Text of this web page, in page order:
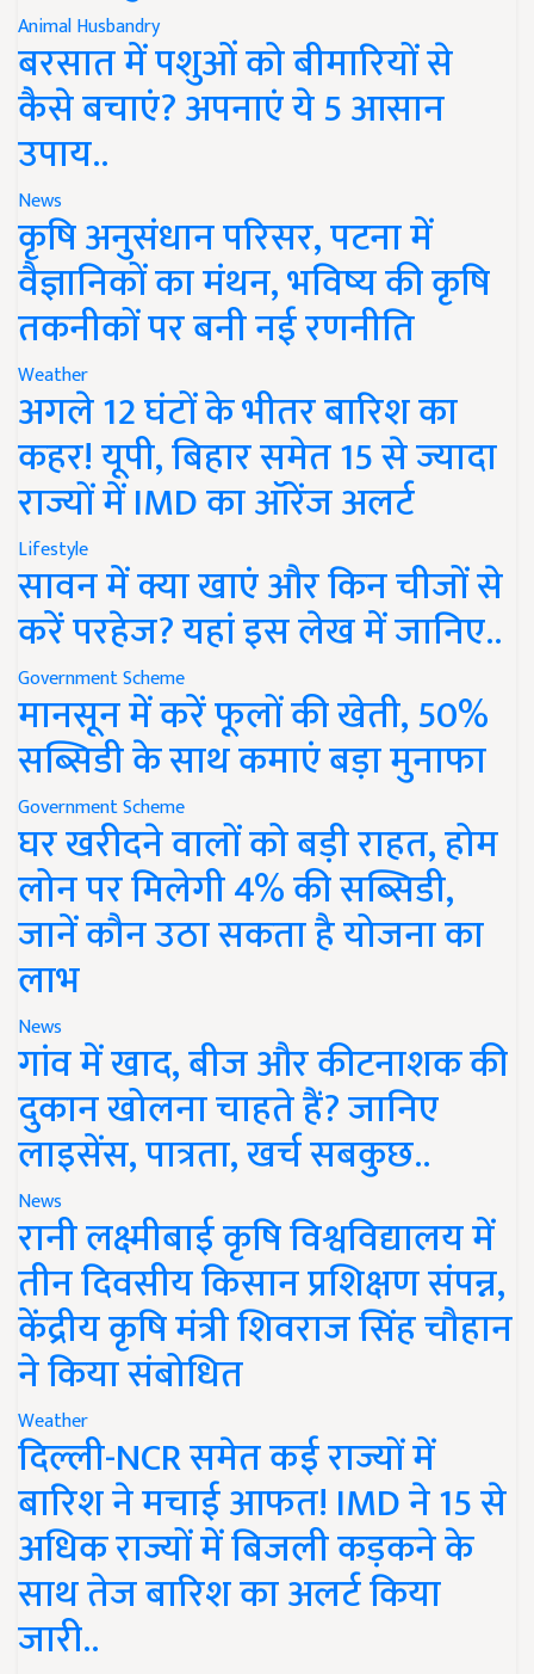
Animal Husbandry
बरसात में पशुओं को बीमारियों से
कैसे बचाएं? अपनाएं ये 5 आसान
उपाय..
News
कृषि अनुसंधान परिसर, पटना में
वैज्ञानिकों का मंथन, भविष्य की कृषि
तकनीकों पर बनी नई रणनीति
Weather
अगले 12 घंटों के भीतर बारिश का
कहर! यूपी, बिहार समेत 15 से ज्यादा
राज्यों में IMD का ऑरेंज अलर्ट
Lifestyle
सावन में क्या खाएं और किन चीजों से
करें परहेज? यहां इस लेख में जानिए..
Government Scheme
मानसून में करें फूलों की खेती, 50%
सब्सिडी के साथ कमाएं बड़ा मुनाफा
Government Scheme
घर खरीदने वालों को बड़ी राहत, होम
लोन पर मिलेगी 4% की सब्सिडी,
जानें कौन उठा सकता है योजना का
लाभ
News
गांव में खाद, बीज और कीटनाशक की
दुकान खोलना चाहते हैं? जानिए
लाइसेंस, पात्रता, खर्च सबकुछ..
News
रानी लक्ष्मीबाई कृषि विश्वविद्यालय में
तीन दिवसीय किसान प्रशिक्षण संपन्न,
केंद्रीय कृषि मंत्री शिवराज सिंह चौहान
ने किया संबोधित
Weather
दिल्ली-NCR समेत कई राज्यों में
बारिश ने मचाई आफत! IMD ने 15 से
अधिक राज्यों में बिजली कड़कने के
साथ तेज बारिश का अलर्ट किया
जारी..